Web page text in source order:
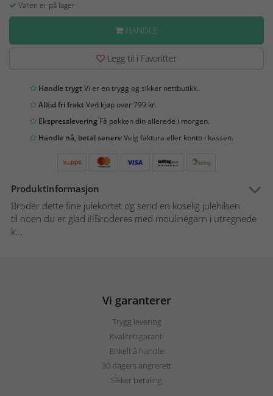
Varen er på lager
HANDLE
Legg til i Favoritter
Handle trygtVi er en trygg og sikker nettbutikk.
Alltid fri fraktVed kjøp over 799 kr.
Ekspresslevering Få pakken din allerede i morgen.
Handle nå, betal senereVelg faktura eller konto i kassen.
Produktinformasjon
Broder dette fine julekortet og send en koselig julehilsen
til noen du er glad i!!Broderes med moulinégarn i utregnede
k...
Vi garanterer
Trygg levering
Kvalitetsgaranti
Enkelt å handle
30 dagers angrerett
Sikker betaling